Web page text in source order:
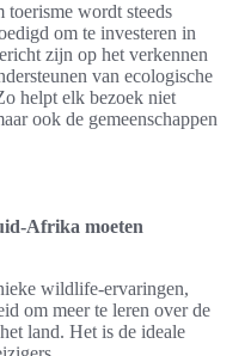
wordt steeds
om te investeren in
zijn op het verkennen
van ecologische
helpt elk bezoek niet
ook de gemeenschappen
Afrika moeten
wildlife-ervaringen,
om meer te leren over de
land. Het is de ideale